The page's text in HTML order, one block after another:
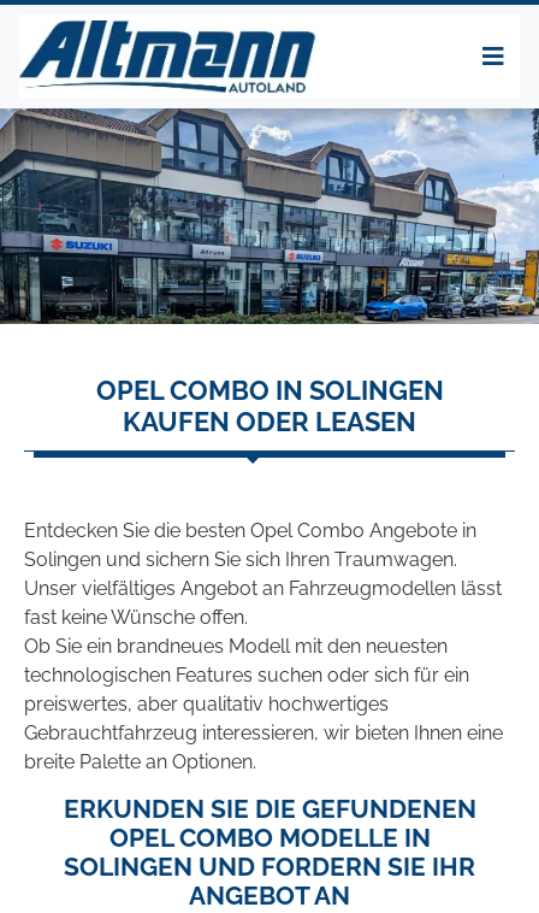
OPEL COMBO IN SOLINGEN
KAUFEN ODER LEASEN
Entdecken Sie die besten Opel Combo Angebote in
Solingen und sichern Sie sich Ihren Traumwagen.
Unser vielfältiges Angebot an Fahrzeugmodellen lässt
fast keine Wünsche offen.
Ob Sie ein brandneues Modell mit den neuesten
technologischen Features suchen oder sich für ein
preiswertes, aber qualitativ hochwertiges
Gebrauchtfahrzeug interessieren, wir bieten Ihnen eine
breite Palette an Optionen.
ERKUNDEN SIE DIE GEFUNDENEN
OPEL COMBO MODELLE IN
SOLINGEN UND FORDERN SIE IHR
ANGEBOT AN